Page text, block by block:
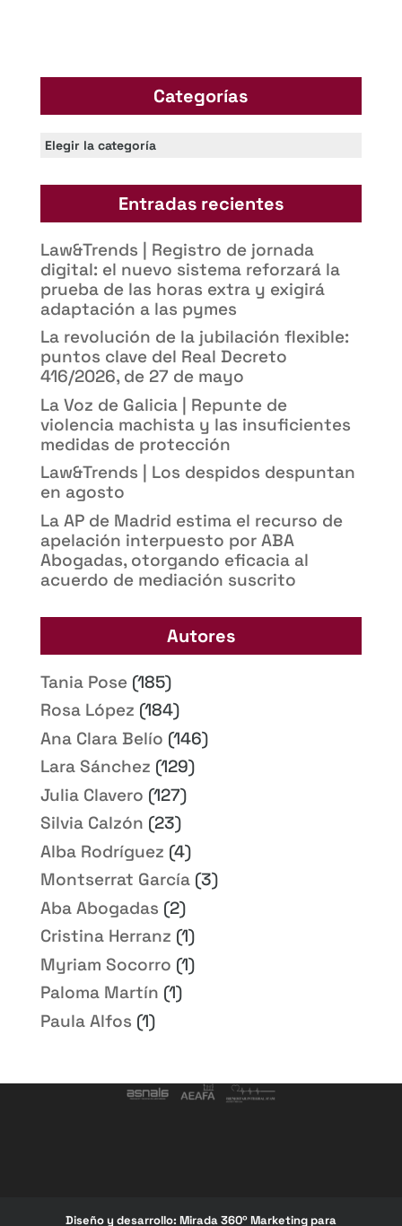
Categorías
Categorías
Entradas recientes
Law&Trends | Registro de jornada
digital: el nuevo sistema reforzará la
prueba de las horas extra y exigirá
adaptación a las pymes
La revolución de la jubilación flexible:
puntos clave del Real Decreto
416/2026, de 27 de mayo
La Voz de Galicia | Repunte de
violencia machista y las insuficientes
medidas de protección
Law&Trends | Los despidos despuntan
en agosto
La AP de Madrid estima el recurso de
apelación interpuesto por ABA
Abogadas, otorgando eficacia al
acuerdo de mediación suscrito
Autores
Tania Pose(185)
Rosa López (184)
Ana Clara Belío (146)
Lara Sánchez (129)
Julia Clavero (127)
Silvia Calzón (23)
Alba Rodríguez (4)
Montserrat García(3)
Aba Abogadas (2)
Cristina Herranz (1)
Myriam Socorro (1)
Paloma Martín (1)
Paula Alfos (1)
Diseño y desarrollo: Mirada 360º Marketing para